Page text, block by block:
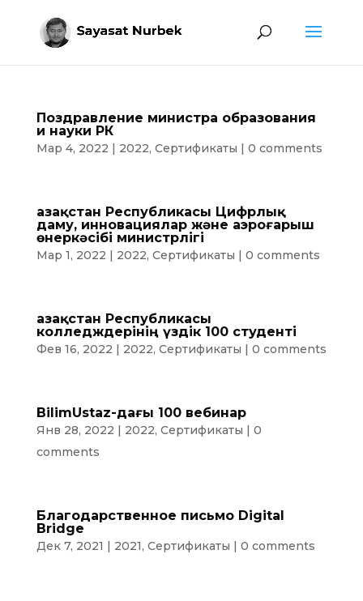
Поздравление министра образования
и науки РК
Мар 4, 2022 | 2022, Сертификаты | 0 comments
Қазақстан Республикасы Цифрлық
даму, инновациялар және аэроғарыш
өнеркәсібі министрлігі
Мар 1, 2022 | 2022, Сертификаты | 0 comments
Қазақстан Республикасы
колледждерінің үздік 100 студенті
Фев 16, 2022 | 2022, Сертификаты | 0 comments
BilimUstaz-дағы 100 вебинар
Янв 28, 2022 | 2022, Сертификаты | 0
comments
Благодарственное письмо Digital
Bridge
Дек 7, 2021 | 2021, Сертификаты | 0 comments